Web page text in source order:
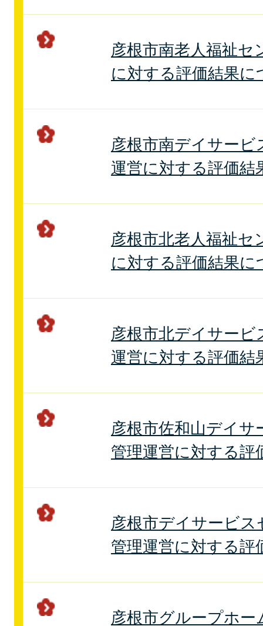
彦根市南老人福祉セ
に対する評価結果に
彦根市南デイサー
運営に対する評価結
彦根市北老人福祉セ
に対する評価結果に
彦根市北デイサー
運営に対する評価結
彦根市佐和山デイ
管理運営に対する評
彦根市デイサービ
管理運営に対する評
彦根市グループホ